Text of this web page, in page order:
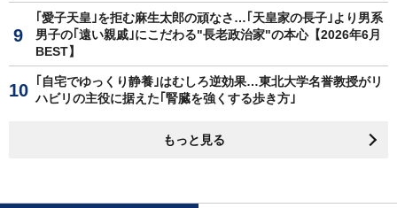
｢愛子天皇｣を拒む麻生太郎の頑なさ…｢天皇家の長子｣より男系
男子の｢遠い親戚｣にこだわる"長老政治家"の本心【2026年6月
BEST】
｢自宅でゆっくり静養｣はむしろ逆効果…東北大学名誉教授がリ
ハビリの主役に据えた｢腎臓を強くする歩き方｣
もっと見る